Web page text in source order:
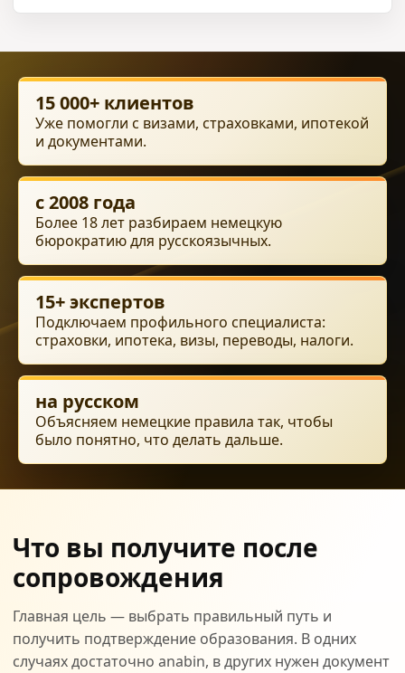
15 000+ клиентов
Уже помогли с визами, страховками, ипотекой
и документами.
с 2008 года
Более 18 лет разбираем немецкую
бюрократию для русскоязычных.
15+ экспертов
Подключаем профильного специалиста:
страховки, ипотека, визы, переводы, налоги.
на русском
Объясняем немецкие правила так, чтобы
было понятно, что делать дальше.
Что вы получите после
сопровождения
Главная цель — выбрать правильный путь и
получить подтверждение образования. В одних
случаях достаточно anabin, в других нужен документ